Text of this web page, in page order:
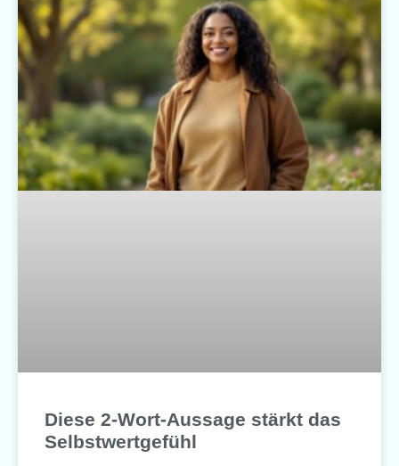
Diese 2-Wort-Aussage stärkt das
Selbstwertgefühl